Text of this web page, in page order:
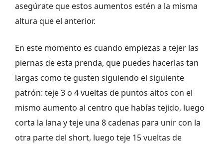
asegúrate que estos aumentos estén a la misma
altura que el anterior.
En este momento es cuando empiezas a tejer las
piernas de esta prenda, que puedes hacerlas tan
largas como te gusten siguiendo el siguiente
patrón: teje 3 o 4 vueltas de puntos altos con el
mismo aumento al centro que habías tejido, luego
corta la lana y teje una 8 cadenas para unir con la
otra parte del short, luego teje 15 vueltas de